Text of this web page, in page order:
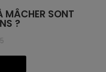
MÂCHER SONT
?